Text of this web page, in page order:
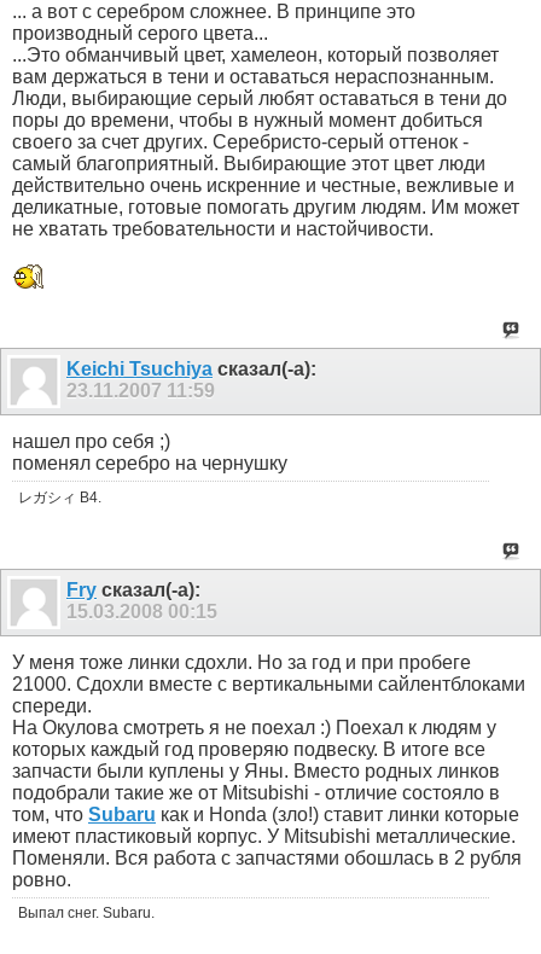
... а вот с серебром сложнее. В принципе это
производный серого цвета...
...Это обманчивый цвет, хамелеон, который позволяет
вам держаться в тени и оставаться нераспознанным.
Люди, выбирающие серый любят оставаться в тени до
поры до времени, чтобы в нужный момент добиться
своего за счет других. Серебристо-серый оттенок -
самый благоприятный. Выбирающие этот цвет люди
действительно очень искренние и честные, вежливые и
деликатные, готовые помогать другим людям. Им может
не хватать требовательности и настойчивости.
Keichi Tsuchiya сказал(-а):
23.11.2007 11:59
нашел про себя ;)
поменял серебро на чернушку
レガシィ B4.
Fry сказал(-а):
15.03.2008 00:15
У меня тоже линки сдохли. Но за год и при пробеге
21000. Сдохли вместе с вертикальными сайлентблоками
спереди.
На Окулова смотреть я не поехал :) Поехал к людям у
которых каждый год проверяю подвеску. В итоге все
запчасти были куплены у Яны. Вместо родных линков
подобрали такие же от Mitsubishi - отличие состояло в
том, что Subaru как и Honda (зло!) ставит линки которые
имеют пластиковый корпус. У Mitsubishi металлические.
Поменяли. Вся работа с запчастями обошлась в 2 рубля
ровно.
Выпал снег. Subaru.